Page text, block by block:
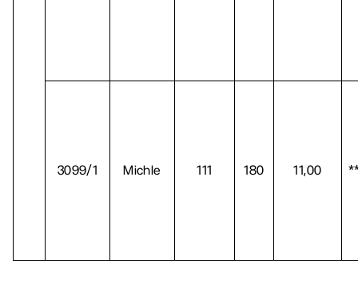
3099/1 Michle 111 180 11,00